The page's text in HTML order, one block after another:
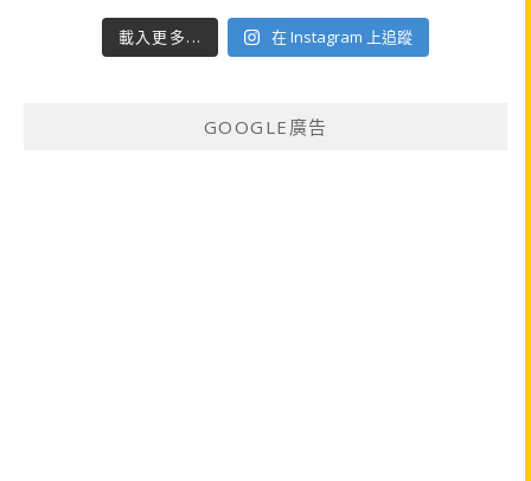
載入更多... 在 Instagram 上追蹤
GOOGLE廣告